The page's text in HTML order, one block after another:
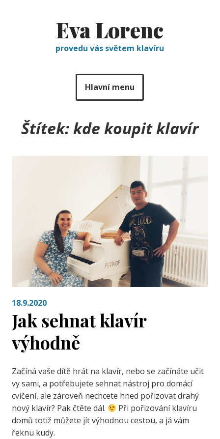
Eva Lorenc
provedu vás světem klavíru
Hlavní menu
Štítek:kde koupit klavír
18.9.2020
Jak sehnat klavír
výhodně
Začíná vaše dítě hrát na klavír, nebo se začínáte učit
vy sami, a potřebujete sehnat nástroj pro domácí
cvičení, ale zároveň nechcete hned pořizovat drahý
nový klavír? Pak čtěte dál.
Při pořizování klavíru
domů totiž můžete jít výhodnou cestou, a já vám
řeknu kudy.